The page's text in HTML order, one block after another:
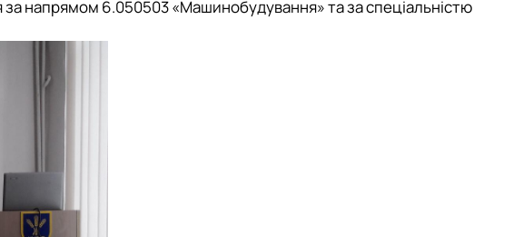
М. П. Момотенка
за напрямом 6.050503 «Машинобудування» та за спеціальністю